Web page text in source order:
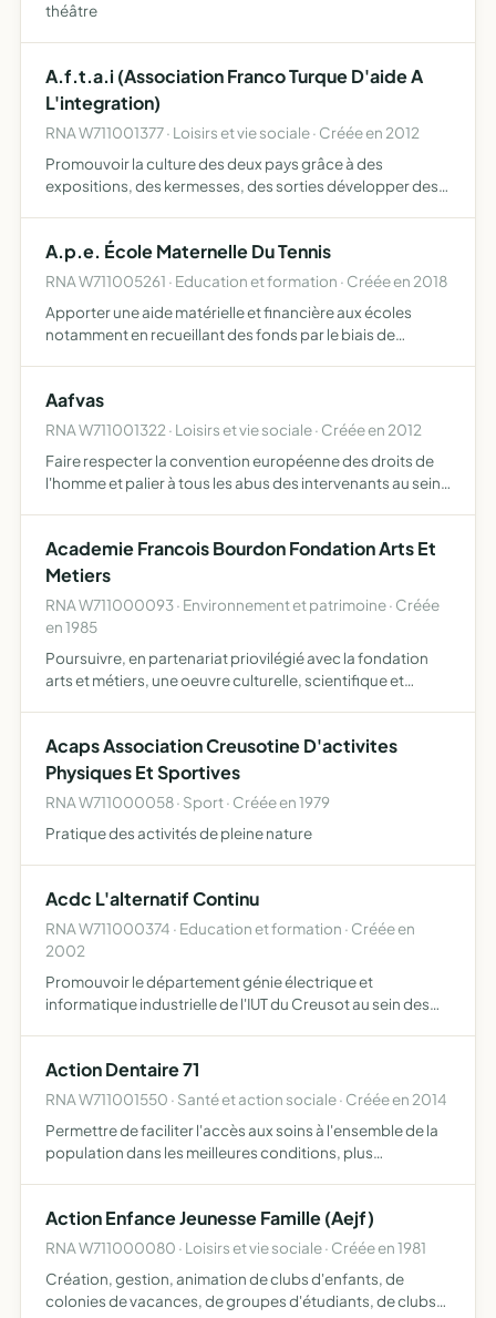
théâtre
A.f.t.a.i (Association Franco Turque D'aide A
L'integration)
RNA W711001377 · Loisirs et vie sociale · Créée en 2012
Promouvoir la culture des deux pays grâce à des
expositions, des kermesses, des sorties développer des
l'immigr…
A.p.e. École Maternelle Du Tennis
RNA W711005261 · Education et formation · Créée en 2018
Apporter une aide matérielle et financière aux écoles
notamment en recueillant des fonds par le biais de
scolair…
Aafvas
RNA W711001322 · Loisirs et vie sociale · Créée en 2012
Faire respecter la convention européenne des droits de
l'homme et palier à tous les abus des intervenants au sein
Academie Francois Bourdon Fondation Arts Et
Metiers
RNA W711000093 · Environnement et patrimoine · Créée
en 1985
Poursuivre, en partenariat priovilégié avec la fondation
arts et métiers, une oeuvre culturelle, scientifique et
Acaps Association Creusotine D'activites
Physiques Et Sportives
RNA W711000058 · Sport · Créée en 1979
Pratique des activités de pleine nature
Acdc L'alternatif Continu
RNA W711000374 · Education et formation · Créée en
2002
Promouvoir le département génie électrique et
informatique industrielle de l'IUT du Creusot au sein des
Action Dentaire 71
RNA W711001550 · Santé et action sociale · Créée en 2014
Permettre de faciliter l'accès aux soins à l'ensemble de la
population dans les meilleures conditions, plus
p…
Action Enfance Jeunesse Famille (Aejf)
RNA W711000080 · Loisirs et vie sociale · Créée en 1981
Création, gestion, animation de clubs d'enfants, de
colonies de vacances, de groupes d'étudiants, de clubs